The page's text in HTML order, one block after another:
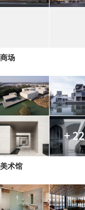
商场
+ 22
美术馆